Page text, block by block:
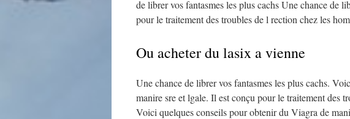
de librer vos fantasmes les plus cachs Une chance de
pour le traitement des troubles de l rection chez les
Ou acheter du lasix a vienne
Une chance de librer vos fantasmes les plus cachs.
manire sre et lgale. Il est conçu pour le traitement des
Voici quelques conseils pour obtenir du Viagra de